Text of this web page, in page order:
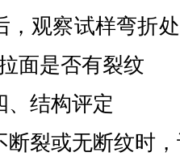
，观察试样弯折
面是否有裂纹
、结构评定
断裂或无断纹时